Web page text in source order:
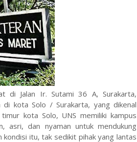
di Jalan Ir. Sutami 36 A, Surakarta,
kota Solo / Surakarta, yang dikenal
kota Solo, UNS memiliki kampus
asri, dan nyaman untuk mendukung
itu, tak sedikit pihak yang lantas